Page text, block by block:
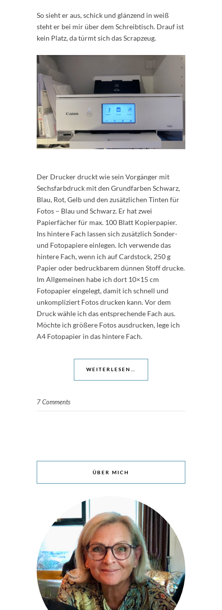
So sieht er aus, schick und glänzend in weiß
steht er bei mir über dem Schreibtisch. Drauf ist
kein Platz, da türmt sich das Scrapzeug.
Der Drucker druckt wie sein Vorgänger mit
Sechsfarbdruck mit den Grundfarben Schwarz,
Blau, Rot, Gelb und den zusätzlichen Tinten für
Fotos – Blau und Schwarz. Er hat zwei
Papierfächer für max. 100 Blatt Kopierpapier.
Ins hintere Fach lassen sich zusätzlich Sonder-
und Fotopapiere einlegen. Ich verwende das
hintere Fach, wenn ich auf Cardstock, 250 g
Papier oder bedruckbarem dünnen Stoff drucke.
Im Allgemeinen habe ich dort 10×15 cm
Fotopapier eingelegt, damit ich schnell und
unkompliziert Fotos drucken kann. Vor dem
Druck wähle ich das entsprechende Fach aus.
Möchte ich größere Fotos ausdrucken, lege ich
A4 Fotopapier in das hintere Fach.
WEITERLESEN…
7 Comments
ÜBER MICH